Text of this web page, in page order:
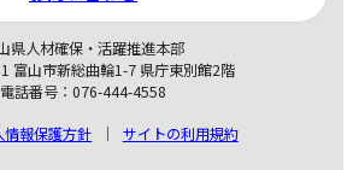
県人材確保・活躍推進本部
富山市新総曲輪1-7 県庁東別館2階
電話番号：076-444-4558
情報保護方針
サイトの利用規約